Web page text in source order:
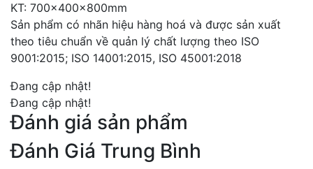
KT: 700x400x800mm
Sản phẩm có nhãn hiệu hàng hoá và được sản xuất
theo tiêu chuẩn về quản lý chất lượng theo ISO
9001:2015; ISO 14001:2015, ISO 45001:2018
Đang cập nhật!
Đang cập nhật!
Đánh giá sản phẩm
Đánh Giá Trung Bình